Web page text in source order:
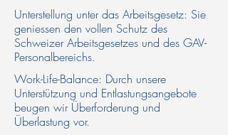
Unterstellung unter das Arbeitsgesetz: Sie
geniessen den vollen Schutz des
Schweizer Arbeitsgesetzes und des GAV-
Personalbereichs.​
Work-Life-Balance: Durch unsere
Unterstützung und Entlastungsangebote
beugen wir Überforderung und
Überlastung vor.​